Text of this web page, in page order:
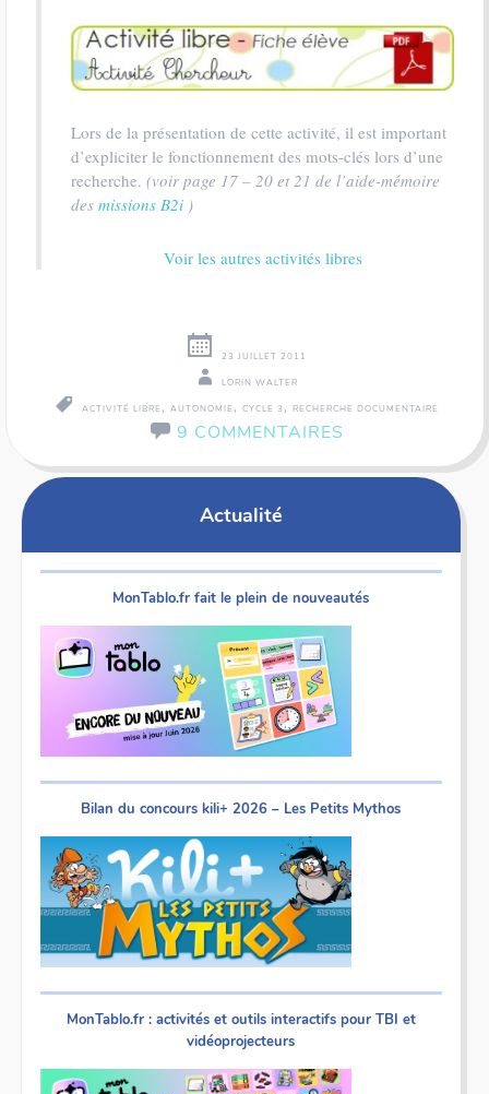
Lors de la présentation de cette activité, il est important
d’expliciter le fonctionnement des mots-clés lors d’une
recherche. (voir page 17 – 20 et 21 de l’aide-mémoire
des missions B2i )
Voir les autres activités libres
23 JUILLET 2011
LORIN WALTER
ACTIVITÉ LIBRE , AUTONOMIE , CYCLE 3 , RECHERCHE DOCUMENTAIRE
9 COMMENTAIRES
Navigation
des
articles
Actualité
MonTablo.fr fait le plein de nouveautés
Bilan du concours kili+ 2026 – Les Petits Mythos
MonTablo.fr : activités et outils interactifs pour TBI et
vidéoprojecteurs